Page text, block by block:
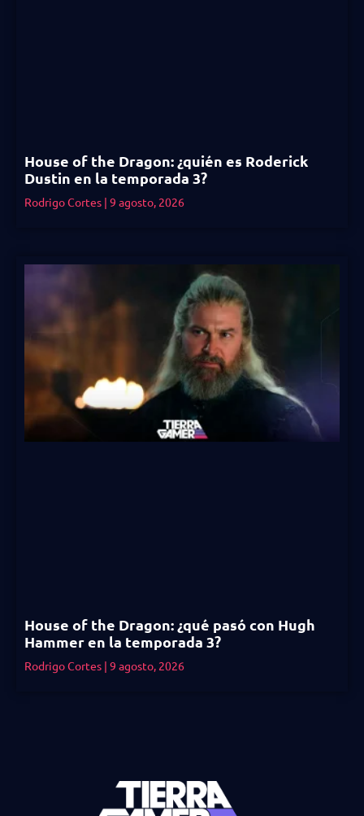
House of the Dragon: ¿quién es Roderick
Dustin en la temporada 3?
Rodrigo Cortes 9 agosto, 2026
House of the Dragon: ¿qué pasó con Hugh
Hammer en la temporada 3?
Rodrigo Cortes 9 agosto, 2026